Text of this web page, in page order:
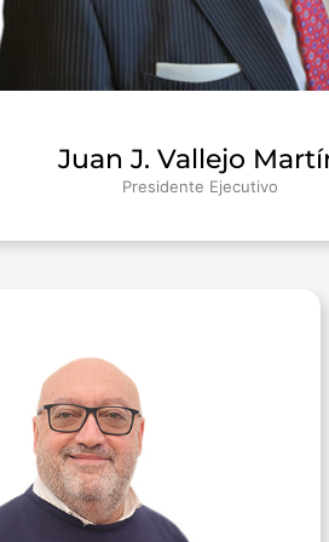
Juan J. Vallejo
Presidente Ejecutivo